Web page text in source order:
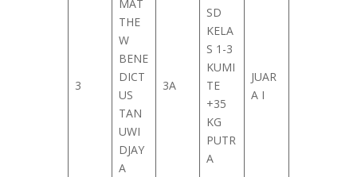
3
MAT
THE
W
BENE
DICT
US
TAN
UWI
DJAY
A
3A
SD
KELA
S 1-3
KUMI
TE
+35
KG
PUTR
A
JUAR
A I